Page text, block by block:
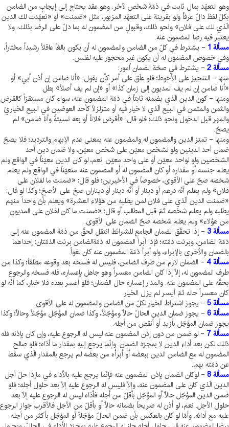
وهو التعهّد بمال ثابت في ذمّة شخص لآخر. وهو عقد يحتاج إلى إيجابٍ من الضامن
بكلّ لفظ دالّ عرفاً ولو بقرينة على التعهّد المزبور، مثل «ضمنت» أو «تعهّدت لك الدين
الّذي لك على فلان» ونحو ذلك، وقبولٍ من المضمون له بما دلّ على الرضا بذلك. ولا
يعتبر فيه رضا المضمون عنه.
مسألة 1
- يشترط في كلّ من الضامن والمضمون له أن يكون بالغاً عاقلاً رشيداً مختاراً،
وفي خصوص المضمون له أن يكون غير محجور عليه لفلس.
مسألة 2
- يشترط في صحّة الضمان اُمور:
منها - التنجيز على الأحوط؛ فلو علّق على أمر كأن يقول: «أنا ضامن إن أذن أبي» أو
«أنا ضامن إن لم يف المديون إلى زمان كذا» أو «إن لم يف أصلاً» بطل.
ومنها - كون الدين الّذي يضمنه ثابتاً في ذمّة المضمون عنه، سواء كان مستقرّاً كالقرض
والثمن والمثمن في البيع الّذي لا خيار فيه أو متزلزلاً كأحد العوضين في البيع الخياريّ
والمهر قبل الدخول ونحو ذلك؛ فلو قال: «أقرض فلاناً أو بعه نسيئةً وأنا ضامن» لم
يصحّ.
ومنها - تميّز الدين والمضمون له والمضمون عنه بمعنى عدم الإبهام والترديد؛ فلا يصحّ
ضمان أحد الدينين ولو لشخص معيّن على شخص معيّن، ولا ضمان دين أحد
الشخصين ولو لواحد معيّن أو على واحد معيّن. نعم، لو كان الدين معيّناً في الواقع ولم
يعلم جنسه أو مقداره أو كان المضمون له أو المضمون عنه متعيّناً في الواقع ولم يعلم
شخصه صحّ على الأقوى، خصوصاً في الأخيرين؛ فلو قال: «ضمنت ما لفلان على
فلان» ولم يعلم أنّه درهم أو دينار أو أنّه دينار أو ديناران صحّ على الأصحّ؛ وكذا لو قال:
«ضمنت الدين الّذي على فلان لمن يطلبه من هؤلاء العشرة» ويعلم بأنّ واحداً منهم
يطلبه ولم يعلم شخصه ثمّ قبل المطالب أو قال: «ضمنت ما كان لفلان على المديون
من هؤلاء» ولم يعلم شخصه صحّ الضمان على الأقوى.
مسألة 3
- إذا تحقّق الضمان الجامع للشرائط انتقل الحقّ من ذمّة المضمون عنه إلى
ذمّة الضامن، وبرئت ذمّته؛ فإذا أبرأ المضمون له ذمّةالضامن برئت الذمّتان: إحداهما
بالضمان والاُخرى بالإبراء، ولو أبرأ ذمّة المضمون عنه كان لغواً.
مسألة 4
- الضمان لازم من طرف الضامن، فليس له فسخه بعد وقوعه مطلقاً؛ وكذا من
طرف المضمون له، إلّا إذا كان الضامن معسراً وهو جاهل بإعساره، فله فسخه والرجوع
بحقّه على المضمون عنه. والمدار إعساره حال الضمان؛ فلو أعسر بعده فلا خيار، كما أنّه لو
كان معسراً حاله ثمّ أيسر لم يزل الخيار.
مسألة 5
- يجوز اشتراط الخيار لكلّ من الضامن والمضمون له على الأقوى.
مسألة 6
- يجوز ضمان الدين الحالّ حالّاً ومؤجّلاً، وكذا ضمان المؤجّل مؤجّلاً وحالّاً؛ وكذا
يجوز ضمان المؤجّل بأزيد أو أنقص من أجله.
مسألة 7
- لو ضمن من دون إذن المضمون عنه ليس له الرجوع عليه، وإن كان بإذنه فله
ذلك لكن بعد أداء الدين لا بمجرّد الضمان. وإنّما يرجع إليه بمقدار ما أدّاه؛ فلو صالح
المضمون له مع الضامن الدين ببعضه أو أبرأه من بعضه لم يرجع بالمقدار الّذي سقط
عن ذمّته بهما.
مسألة 8
- لوكان الضمان بإذن المضمون عنه فإنّما يرجع عليه بالأداء في ماإذا حلّ أجل
الدين الّذي كان على المضمون عنه، وإلّا فليس له الرجوع عليه إلّا بعد حلول أجله؛ فلو
ضمن الدين المؤجّل حالّاً أو المؤجّل بأقلّ من أجله فأدّاه ليس له الرجوع عليه إلّا بعد
حلول الأجل. نعم، لو أذن له صريحاً بضمانه حالّاً أو بأقلّ من الأجل فالأقرب جواز الرجوع
عليه مع أدائه. وأمّا لو كان بالعكس بأن ضمن الحالّ مؤجّلاً أو المؤجّل بأكثر من أجله